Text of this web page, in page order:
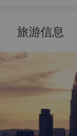
刘蝶广场
有名的 IT 商场，是
件到电脑硬件及软
品，价格极具竞争
Twin
天桥的风景不容错过
Aquaria KLCC
观者踏上激动人心
流，穿过绿色的雨
5,000种热带鱼，
馆橱窗中陈列着马
界各地的物种。
旅游信息